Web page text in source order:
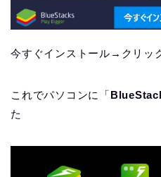
今すぐインストール→クリッ
これでパソコンに「
た